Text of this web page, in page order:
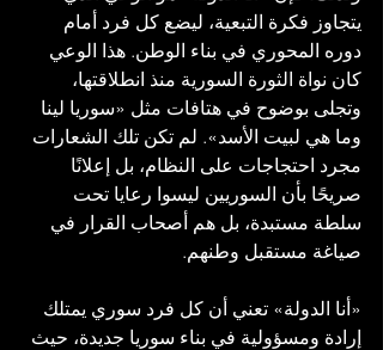
يتجاوز فكرة التبعية، ليضع كل فرد أمام
دوره المحوري في بناء الوطن. هذا الوعي
كان نواة الثورة السورية منذ انطلاقتها،
وتجلى بوضوح في هتافات مثل «سوريا لينا
وما هي لبيت الأسد». لم تكن تلك الشعارات
مجرد احتجاجات على النظام، بل إعلانًا
صريحًا بأن السوريين ليسوا رعايا تحت
سلطة مستبدة، بل هم أصحاب القرار في
صياغة مستقبل وطنهم.
«أنا الدولة» تعني أن كل فرد سوري يمتلك
إرادة ومسؤولية في بناء سوريا جديدة، حيث